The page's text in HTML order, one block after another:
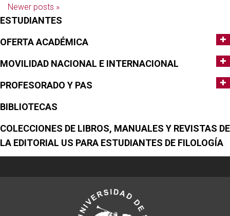
Newer posts »
ESTUDIANTES
OFERTA ACADÉMICA
MOVILIDAD NACIONAL E INTERNACIONAL
PROFESORADO Y PAS
BIBLIOTECAS
COLECCIONES DE LIBROS, MANUALES Y REVISTAS DE
LA EDITORIAL US PARA ESTUDIANTES DE FILOLOGÍA